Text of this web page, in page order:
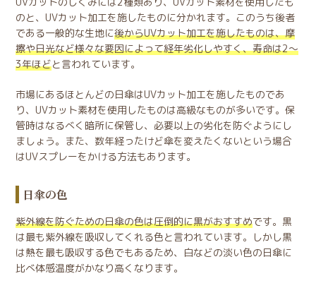
のと、UVカット加工を施したものに分かれます。このうち後者
である一般的な生地に後からUVカット加工を施したものは、摩
擦や日光など様々な要因によって経年劣化しやすく、寿命は2～
3年ほどと言われています。
市場にあるほとんどの日傘はUVカット加工を施したものであ
り、UVカット素材を使用したものは高級なものが多いです。保
管時はなるべく暗所に保管し、必要以上の劣化を防ぐようにし
ましょう。また、数年経ったけど傘を変えたくないという場合
はUVスプレーをかける方法もあります。
日傘の色
紫外線を防ぐための日傘の色は圧倒的に黒がおすすめです。黒
は最も紫外線を吸収してくれる色と言われています。しかし黒
は熱を最も吸収する色でもあるため、白などの淡い色の日傘に
比べ体感温度がかなり高くなります。